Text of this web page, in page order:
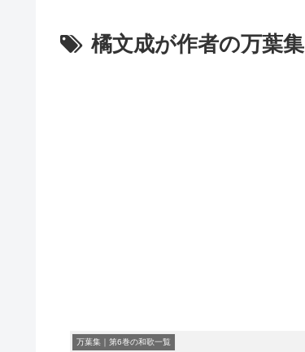
橘文成が作者の万葉集
万葉集｜第6巻の和歌一覧